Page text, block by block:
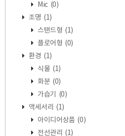
Mic (0)
조명 (1)
스탠드형 (1)
플로어형 (0)
환경 (1)
식물 (1)
화분 (0)
가습기
(0)
액세서리 (1)
아이디어상품 (0)
전선관리 (1)